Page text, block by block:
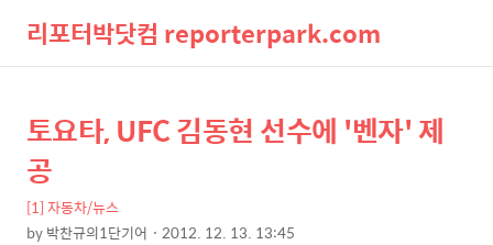
리포터박닷컴 reporterpark.com
색
상
세
컨
텐
본
제
목
토요타, UFC 김동현 선수에 '벤자' 제
공
[1] 자동차/뉴스
by박찬규의1단기어 2012. 12. 13. 13:45